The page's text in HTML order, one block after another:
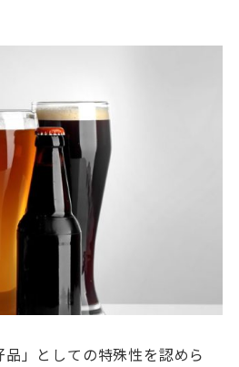
」としての特殊性を認めら